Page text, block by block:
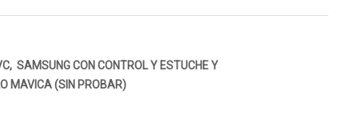
SAMSUNG CON CONTROL Y ESTUCHE Y
MAVICA (SIN PROBAR)